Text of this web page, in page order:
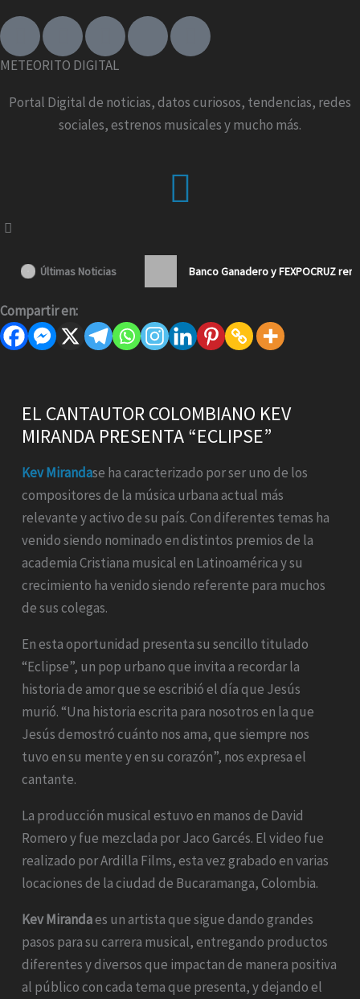
F
c
b
I
s
a
g
T
k
o
k
X
t
i
t
Y
u
u
b
METEORITO DIGITAL
Portal Digital de noticias, datos curiosos, tendencias, redes
sociales, estrenos musicales y mucho más.
Menu
Últimas Noticias Banco Ganadero y FEXPOCRUZ
Compartir en:
EL CANTAUTOR COLOMBIANO KEV
MIRANDA PRESENTA “ECLIPSE”
Kev Mirandase ha caracterizado por ser uno de los
compositores de la música urbana actual más
relevante y activo de su país. Con diferentes temas ha
venido siendo nominado en distintos premios de la
academia Cristiana musical en Latinoamérica y su
crecimiento ha venido siendo referente para muchos
de sus colegas.
En esta oportunidad presenta su sencillo titulado
“Eclipse”, un pop urbano que invita a recordar la
historia de amor que se escribió el día que Jesús
murió. “Una historia escrita para nosotros en la que
Jesús demostró cuánto nos ama, que siempre nos
tuvo en su mente y en su corazón”, nos expresa el
cantante.
La producción musical estuvo en manos de David
Romero y fue mezclada por Jaco Garcés. El video fue
realizado por Ardilla Films, esta vez grabado en varias
locaciones de la ciudad de Bucaramanga, Colombia.
Kev Mirandaes un artista que sigue dando grandes
pasos para su carrera musical, entregando productos
diferentes y diversos que impactan de manera positiva
al público con cada tema que presenta, y dejando el